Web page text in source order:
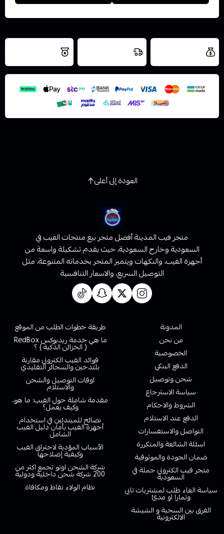
اسحب و افلت الملف هنا
نتميز بلجودة
العودة إلى أعلى
متجر فيب المدينة أفضل متجر بيع منتجات الفيب في
السعودية وخارج السعودية، حيث يقدم تشكيلة واسعة من
أجهزة الفيب، والنكهات ويتميز المتجر بخدماته المتنوعة، مثل
التوصيل السريع، والاسعار التنافسية
المدونة
من نحن
الخصوصية
الدفع البنكي
شحن وتوصيل
سياسة الاسترجاع
الشروط والاحكام
الدفع عند الاستلام
التواصل والاستفسارات
اسئلة الشائعة والمتكررة
ضمان الجودة والموثوقية
متجر فيب الكتروني جملة في
السعودية
سياسة الغاء طلب لمشتريات تابي
وتمارا او مدئ
الفرق بين السحبة و الشيشة
الالكترونية
طريقة خطوات الطلب من الموقع
ما هي خدمة ريدبوكس RedBox
( الخزائن الذكية ) ؟
فوائد الفيب الكتروني مقارنة
بلتدخين والسجائر التقليدي
اوقات التوصيل والشحن
والاستلام
مقدمة شاملة حول الفيب: ما هو،
وكيف يعمل؟
نصائح للمبتدئين في استخدام
أجهزة الفيب بأمان دليل الفيب
الشامل
الأسباب المؤدية لاحتراق الفيب
وكيفية إصلاحها
شركة الشحن اوتو تجمع اكثر من
200 شركة شحن داخلية ودولية
نظام الولاء نقاط ومكافاة